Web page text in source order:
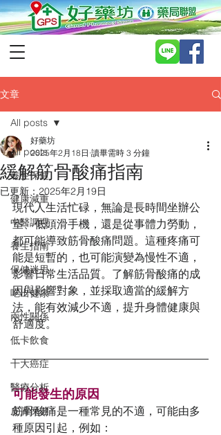
文章
All posts
養生保健
健康減重
中醫調理
養生指南
保健迷思
吃出健康
兩性關係
低卡飲食
十大癌症
醫療分析
皮膚保健
All posts
緩解筋骨酸痛指南
好藥坊
2025年2月18日 讀畢需時 3 分鐘
已更新：2025年2月19日
現代人生活忙碌，無論是長時間坐辦公
室、低頭滑手機，還是從事體力勞動，
都可能導致筋骨酸痛問題。這種疼痛可
能是短暫的，也可能演變為慢性不適，
影響日常生活品質。了解筋骨酸痛的成
因與影響對象，並採取適當的緩解方
法，能有效減少不適，提升身體健康與
舒適度。
可能發生的原因
筋骨酸痛是一種常見的不適，可能由多
種原因引起，例如：